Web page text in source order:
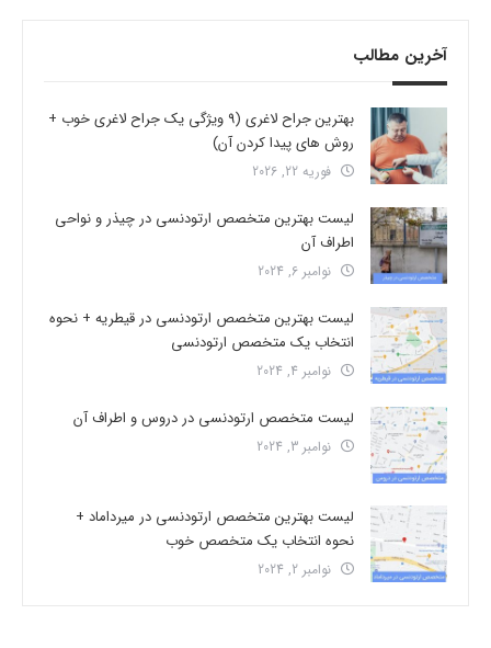
آخرین مطالب
بهترین جراح لاغری (9 ویژگی یک جراح لاغری خوب +
روش های پیدا کردن آن)
فوریه 22, 2026
لیست بهترین متخصص ارتودنسی در چیذر و نواحی
اطراف آن
نوامبر 6, 2024
لیست بهترین متخصص ارتودنسی در قیطریه + نحوه
انتخاب یک متخصص ارتودنسی
نوامبر 4, 2024
لیست متخصص ارتودنسی در دروس و اطراف آن
نوامبر 3, 2024
لیست بهترین متخصص ارتودنسی در میرداماد +
نحوه انتخاب یک متخصص خوب
نوامبر 2, 2024